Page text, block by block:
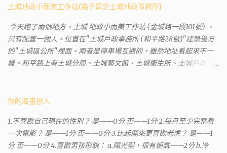
土城地政小而美工作站(幾乎算是土城地政事務所)
今天跑了兩個地方，土城 地政小而美工作站 (金城路一段101號) ，
只有配置一個人。位置在"土城戶政事務所 (和平路28號)"建築後方
的"土城區公所"裡面。兩者是停車場互通的，雖然地址看起來不一
樣。和平路上有土城分局、土城藝文館、土城衛生所、土城戶政事
沒有正式的地政事務所，只有地政小而美工作站 ，也已經能處理大
到以後還真嚇了一跳，這一看就有問題。要是我拿著那不被承認、
有問題的幽靈合約恐怕還調不到資源。但我不知道審判時法官會不
會去調閱這些資料。因為沒把握每個法官或檢察官都公正細心，在
你的漫畫戀人
1.不喜歡自己現在的性別？ 是——0分 否——1分 2.每月至少完整看
一次電影？ 是——1分 否——0分 3.比起鹿來更喜歡老虎？ 是——1
分 否——0分 4.喜歡男孩形貌： a.陽光型，很有朝氣——2分 b.冷